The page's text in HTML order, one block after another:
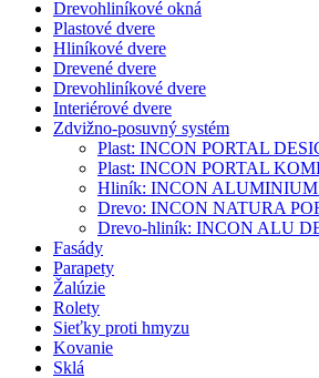
Drevohliníkové okná
Plastové dvere
Hliníkové dvere
Drevené dvere
Drevohliníkové dvere
Interiérové dvere
Zdvižno-posuvný systém
Plast: INCON PORTAL
Plast: INCON PORTAL
Hliník: INCON ALUMINIUM
Drevo: INCON NATURA
Drevo-hliník: INCON ALU
Fasády
Parapety
Žalúzie
Rolety
Sieťky proti hmyzu
Kovanie
Sklá